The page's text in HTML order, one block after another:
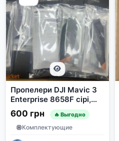
Пропелери DJI Mavic 3
Enterprise 8658F сірі,
Mavic 4 Pro, Standard
version 1157F вузькі,
1154F широкі
600 грн 🔥 Выгодно
Комплектующие